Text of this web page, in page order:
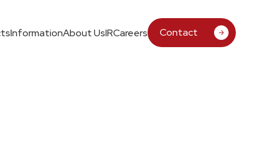
InformationAbout UsIRCareers Contact